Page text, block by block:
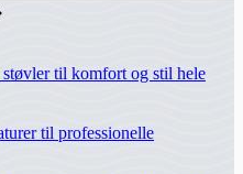
til komfort og stil hele
til professionelle